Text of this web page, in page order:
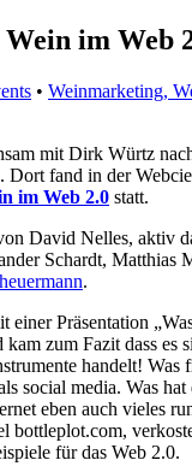
im Web
• Weinmarketing,
mit Dirk Würtz
Dort fand in der
im Web 2.0 statt.
David Nelles, aktiv
Schardt, Matthias
.
einer Präsentation
zum Fazit dass es
handelt! Was
social media. Was
eben auch vieles
bottleplot.com,
für das Web 2.0.